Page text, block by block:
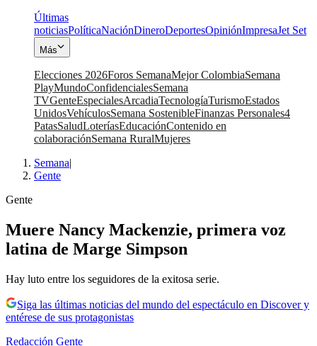
Últimas
noticiasPolíticaNaciónDineroDeportesOpiniónImpresaJet Set
Más
Elecciones 2026Foros SemanaMejor ColombiaSemana
PlayMundoConfidencialesSemana
TVGenteEspecialesArcadiaTecnologíaTurismoEstados
UnidosVehículosSemana SostenibleFinanzas Personales4
PatasSaludLoteríasEducaciónContenido en
colaboraciónSemana RuralMujeres
Semana|
Gente
Gente
Muere Nancy Mackenzie, primera voz
latina de Marge Simpson
Hay luto entre los seguidores de la exitosa serie.
Siga las últimas noticias del mundo del espectáculo en Discover y
entérese de sus protagonistas
Redacción Gente